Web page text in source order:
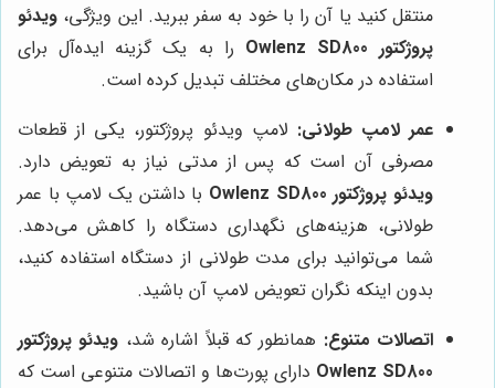
منتقل کنید یا آن را با خود به سفر ببرید. این ویژگی، ویدئو
پروژکتور Owlenz SD800
را به یک گزینه ایده‌آل برای
استفاده در مکان‌های مختلف تبدیل کرده است.
عمر لامپ طولانی: لامپ ویدئو پروژکتور، یکی از قطعات
مصرفی آن است که پس از مدتی نیاز به تعویض دارد.
ویدئو پروژکتور Owlenz SD800
با داشتن یک لامپ با عمر
طولانی، هزینه‌های نگهداری دستگاه را کاهش می‌دهد.
شما می‌توانید برای مدت طولانی از دستگاه استفاده کنید،
بدون اینکه نگران تعویض لامپ آن باشید.
اتصالات متنوع: همانطور که قبلاً اشاره شد، ویدئو پروژکتور
Owlenz SD800 دارای پورت‌ها و اتصالات متنوعی است که